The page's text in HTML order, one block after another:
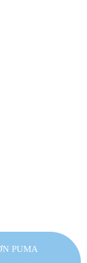
PUMA